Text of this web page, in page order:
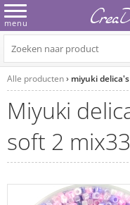
menu
Alle producten miyuki
miyuki delica's 11/0 - ceylon
soft 2 mix33